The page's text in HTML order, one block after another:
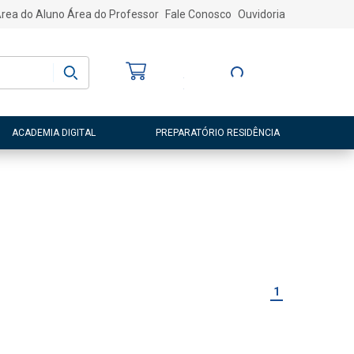
do Aluno Área do Professor Fale Conosco Ouvidoria
Entre ou Cadastre-
ACADEMIA DIGITAL PREPARATÓRIO RESIDÊNCIA
1